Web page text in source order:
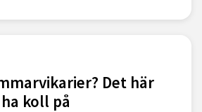
Det här
koll på